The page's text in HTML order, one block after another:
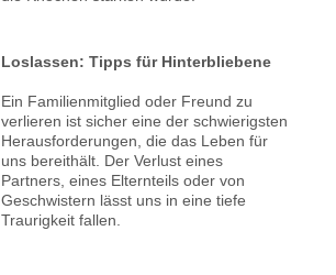
Loslassen: Tipps für Hinterbliebene
Ein Familienmitglied oder Freund zu
verlieren ist sicher eine der schwierigsten
Herausforderungen, die das Leben für
uns bereithält. Der Verlust eines
Partners, eines Elternteils oder von
Geschwistern lässt uns in eine tiefe
Traurigkeit fallen.